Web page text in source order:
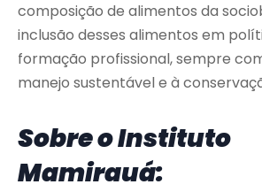
composição de alimentos da
inclusão desses alimentos em
formação profissional, sempre
manejo sustentável e à
Sobre o Instituto
Mamirauá: